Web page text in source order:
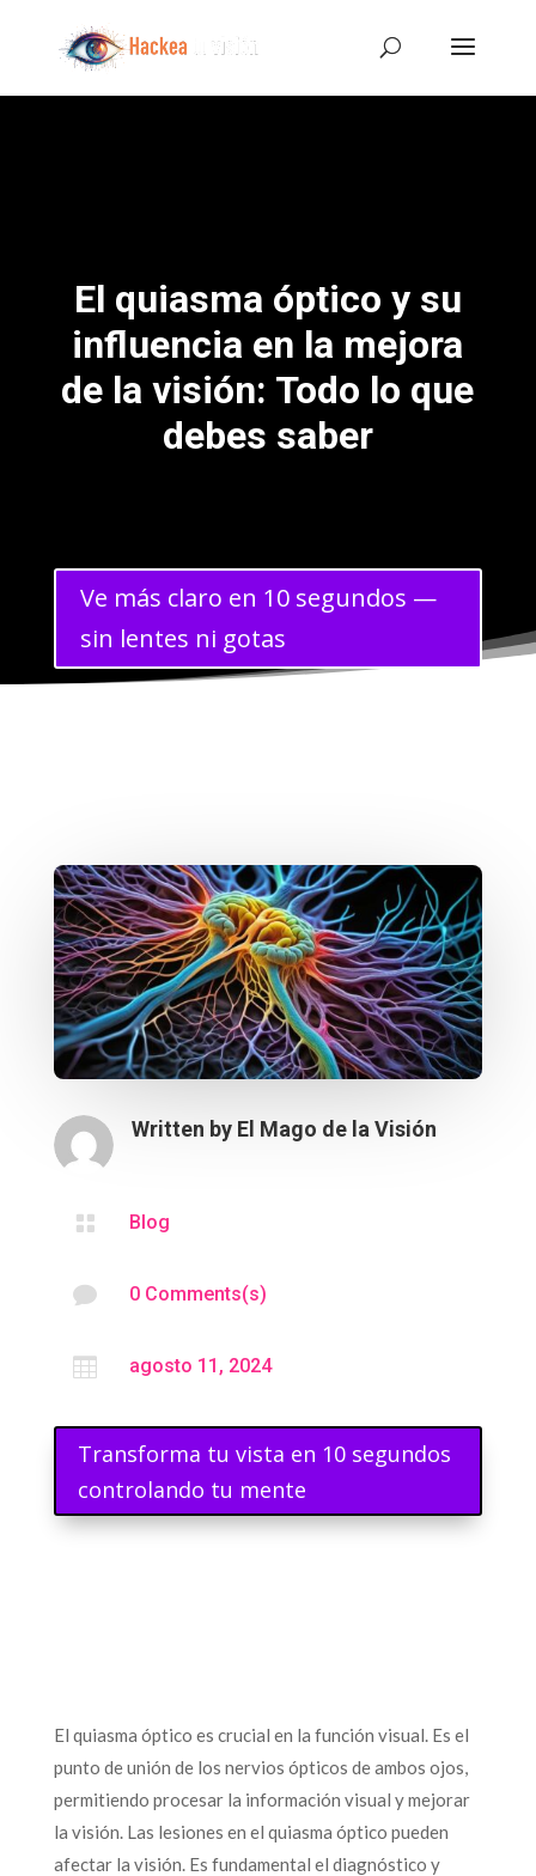
El quiasma óptico y su
influencia en la mejora
de la visión: Todo lo que
debes saber
Ve más claro en 10 segundos —
sin lentes ni gotas
Written by El Mago de la Visión
 Blog
 0 Comments(s)
 agosto 11, 2024
Transforma tu vista en 10 segundos
controlando tu mente
El quiasma óptico es crucial en la función visual. Es el
punto de unión de los nervios ópticos de ambos ojos,
permitiendo procesar la información visual y mejorar
la visión. Las lesiones en el quiasma óptico pueden
afectar la visión. Es fundamental el diagnóstico y